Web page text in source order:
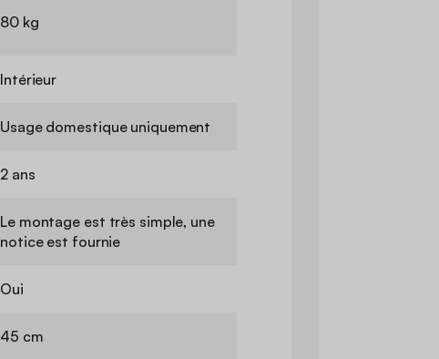
80 kg
Intérieur
Usage domestique uniquement
2 ans
Le montage est très simple, une
notice est fournie
Oui
45 cm